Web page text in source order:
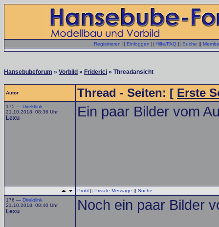
Registrieren || Einloggen || Hilfe/FAQ || Suche ||
Hansebubeforum » Vorbild » Friderici » Threadansicht
Autor Thread - Seiten: [ Erste
175 — Direktlink
21.10.2018, 08:36 Uhr
Lexu Ein paar Bilder vom
Profil || Private Message || Suche
176 — Direktlink
21.10.2018, 08:40 Uhr
Lexu Noch ein paar Bilder